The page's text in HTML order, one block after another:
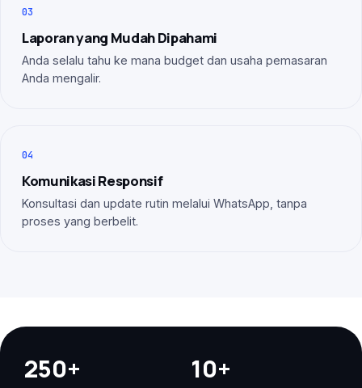
03
Laporan yang Mudah Dipahami
Anda selalu tahu ke mana budget dan usaha pemasaran
Anda mengalir.
04
Komunikasi Responsif
Konsultasi dan update rutin melalui WhatsApp, tanpa
proses yang berbelit.
250+ 10+